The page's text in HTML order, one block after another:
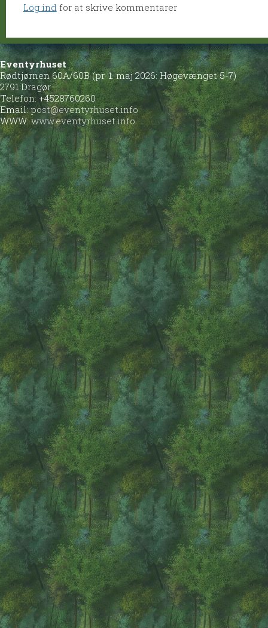
Log ind for at skrive kommentarer
Eventyrhuset
Rødtjørnen 60A/60B (pr. 1. maj 2026: Høgevænget 5-7)
2791 Dragør
Telefon: +4528760260
Email:post@eventyrhuset.info
WWW:www.eventyrhuset.info